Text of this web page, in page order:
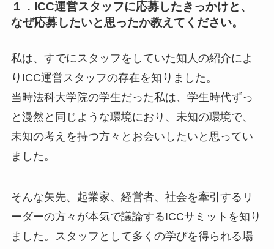
１．ICC運営スタッフに応募したきっかけと、
なぜ応募したいと思ったか教えてください。
私は、すでにスタッフをしていた知人の紹介によ
りICC運営スタッフの存在を知りました。
当時法科大学院の学生だった私は、学生時代ずっ
と漫然と同じような環境におり、未知の環境で、
未知の考えを持つ方々とお会いしたいと思ってい
ました。
そんな矢先、起業家、経営者、社会を牽引するリ
ーダーの方々が本気で議論するICCサミットを知り
ました。スタッフとして多くの学びを得られる場